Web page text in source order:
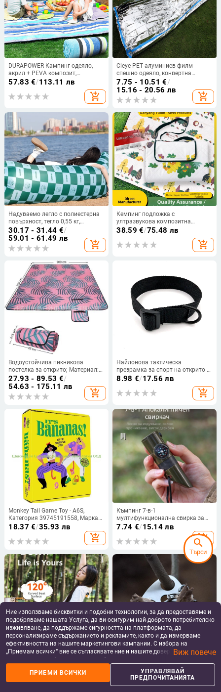
home apps shopping_basket
Кошница
person
Профил
DURAPOWER Кампинг одеяло,
акрил + PEVA композит,
водоустойчива PEVA, 1,3 кг, за 1–
6 човека, преносима външна
постелка
57.83 €/113.11 лв
add_shopping_cart
Cleye PET алуминиев филм
спешно одеяло, конвертна
конструкция, за възрастни, тегло
80 g
7.75 - 10.51 €/
15.16 - 20.56 лв
add_shopping_cart
Надуваемо легло с полиестерна
повърхност, тегло 0,55 кг,
товароподемност до 200 кг
30.17 - 31.44 €/
59.01 - 61.49 лв
add_shopping_cart
Кемпинг подложка с
ултразвукова композитна
технология, изключително
термоизолационна; тегло 850 g;
материал: Chunya spinning; плат:
38.59 €/75.48 лв
add_shopping_cart
Водоустойчива пикникова
постелка за открито; Материал:
понже + памук с покритие +
оксфордова тъкан; Тегло: 1 кг;
Модел: A02; За повече хора
27.93 - 89.53 €/
54.63 - 175.11 лв
add_shopping_cart
Найлонова тактическа
презрамка за спорт на открито –
водоустойчива, унисекс, военен
8.98 €/17.56 лв
add_shopping_cart
Monkey Tail Game Toy - A6S,
Категория 39745191558, Марка
Other
18.37 €/35.93 лв
add_shopping_cart
Къмпинг 7-в-1
мултифункционална свирка за
оцеляване с LED светлина,
7.74 €/15.14 лв
add_shopping_cart
Сгъваеми стол и табуретка за
къмпинг, стил Кърмит;
Материали: Oxford плат и
114.85 - 127.21€/
Портативна триножна закачалка
за тигани от неръждаема
стомана за къмпинг и барбекю –
разделен дизайн | Марка Cypress
Horse
€/87.27 лв
add_shopping_cart
Ние използваме бисквитки и подобни технологии, за да предоставяме и
подобряваме нашата Услуга, да ви осигурим най-доброто потребителско
изживяване, да поддържаме сигурността на платформата, да
персонализираме съдържанието и рекламите, както и да измерваме
ефективността на нашите маркетингови кампании. С избора на
„Приемам всички“ вие се съгласявате ние и нашите доверени партньори
да съхраняваме бисквитки и подобни технологии на вашето устройство
за рекламни и аналитични цели. Можете по всяко време да управлявате
своите предпочитания, като натиснете „Управлявай предпочитанията“.
За повече информация, моля, вижте нашата
Виж повече
ПРИЕМИ ВСИЧКИ
УПРАВЛЯВАЙ
ПРЕДПОЧИТАНИЯТА
search
Търси